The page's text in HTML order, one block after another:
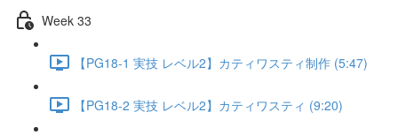
Week 33
【PG18-1 実技 レベル2】カティワスティ制作 (5:47)
【PG18-2 実技 レベル2】カティワスティ (9:20)